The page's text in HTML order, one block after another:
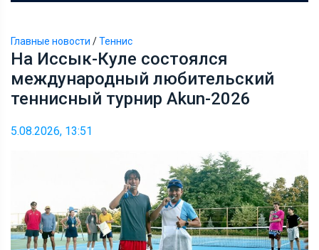
Главные новости /Теннис
На Иссык-Куле состоялся
международный любительский
теннисный турнир Akun-2026
5.08.2026, 13:51